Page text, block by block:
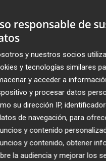
que asume
de la creación de
seguirá al frente de
Infraestructuras y
más de nuestra
aportación clave
y un
pasión por su tierra".
ese vínculo, el
en la que Marta
del PPCS,
responsable de
y nuestros socios
y tecnologías similares
y acceder a
y procesar datos
su dirección IP,
de navegación, para
y contenido
y contenido, obtener
la audiencia y mejorar los